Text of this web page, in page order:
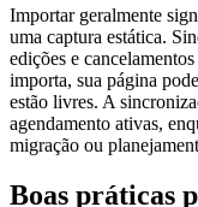
Importar geralmente
uma captura estática.
edições e
importa, sua página
estão livres. A
agendamento ativas,
migração ou
Boas práticas